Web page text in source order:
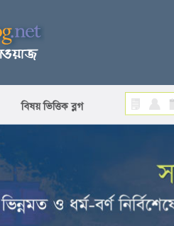
বিষয় ভিত্তিক ব্লগ